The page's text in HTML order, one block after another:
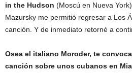
in the Hudson (Moscú en Nueva
Mazursky me permitió regresar a Los
canción. Y de inmediato retorné a
Osea el italiano Moroder, te
canción sobre unos cubanos en